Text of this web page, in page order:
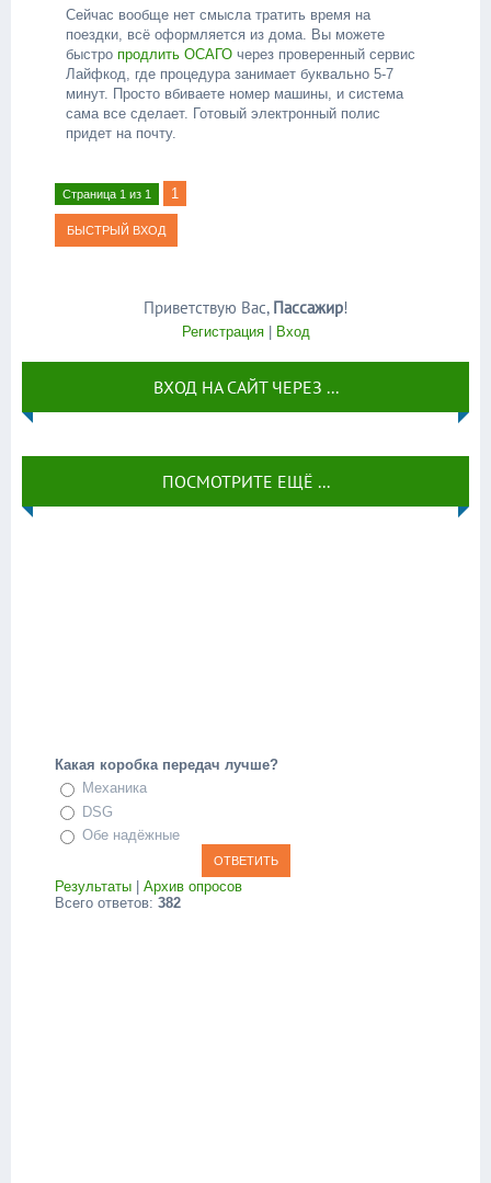
Сейчас вообще нет смысла тратить время на
поездки, всё оформляется из дома. Вы можете
быстро продлить ОСАГО через проверенный сервис
Лайфкод, где процедура занимает буквально 5-7
минут. Просто вбиваете номер машины, и система
сама все сделает. Готовый электронный полис
придет на почту.
Страница 1 из 1 1
Приветствую Вас, Пассажир!
Регистрация| Вход
ВХОД НА САЙТ ЧЕРЕЗ ...
ПОСМОТРИТЕ ЕЩЁ ...
Какая коробка передач лучше?
Механика
DSG
Обе надёжные
Результаты | Архив опросов
Всего ответов: 382